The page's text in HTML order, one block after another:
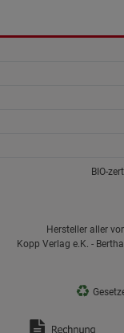
BIO-
Hersteller aller
Kopp Verlag e.K. -
♻
Statistik